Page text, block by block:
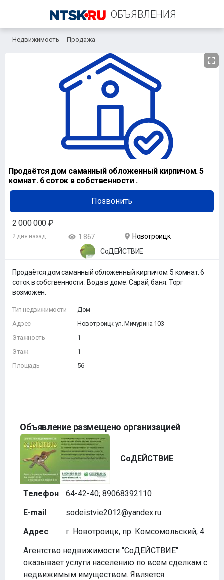
ОБЪЯВЛЕНИЯ
+7 (906) 839-21-10
Недвижимость Продажа
Продаётся дом саманный обложенный кирпичом. 5
комнат. 6 соток в собственности .
Позвонить
2 000 000 ₽
2 дня назад 1 867
Новотроицк
СоДЕЙСТВИЕ
Продаётся дом саманный обложенный кирпичом. 5 комнат. 6
соток в собственности . Вода в доме. Сарай, баня. Торг
возможен.
Тип недвижимости
Адрес
Этажность
Этаж
Площадь
Дом
Новотроицк ул. Мичурина 103
1
1
56
Объявление размещено организацией
СоДЕЙСТВИЕ
Телефон
64-42-40; 89068392110
E-mail
sodeistvie2012@yandex.ru
Адрес
г. Новотроицк, пр. Комсомольский, 4
Агентство недвижимости "СоДЕЙСТВИЕ"
оказывает услуги населению по всем сделкам с
недвижимым имуществом. Является